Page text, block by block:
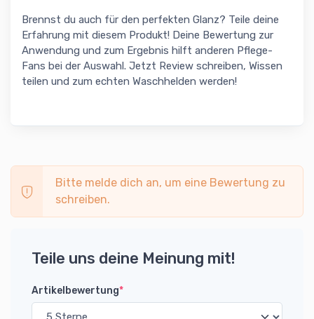
Brennst du auch für den perfekten Glanz? Teile deine
Erfahrung mit diesem Produkt! Deine Bewertung zur
Anwendung und zum Ergebnis hilft anderen Pflege-
Fans bei der Auswahl. Jetzt Review schreiben, Wissen
teilen und zum echten Waschhelden werden!
Bitte melde dich an, um eine Bewertung zu
schreiben.
Teile uns deine Meinung mit!
Artikelbewertung*